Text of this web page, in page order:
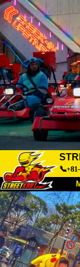
Σχετικά
Πρόσβαση